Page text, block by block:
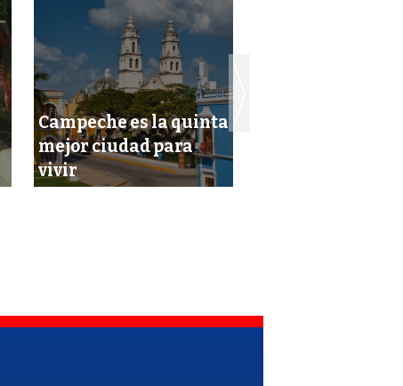
Campeche es la quinta
mejor ciudad para
vivir